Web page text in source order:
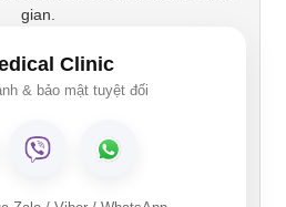
gian.
Clinic
& bảo mật tuyệt đối